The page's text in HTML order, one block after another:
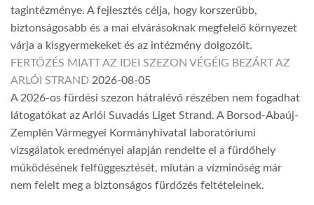
tagintézménye. A fejlesztés célja, hogy korszerűbb,
biztonságosabb és a mai elvárásoknak megfelelő környezet
várja a kisgyermekeket és az intézmény dolgozóit.
FERTŐZÉS MIATT AZ IDEI SZEZON VÉGÉIG BEZÁRT AZ
ARLÓI STRAND 2026-08-05
A 2026-os fürdési szezon hátralévő részében nem fogadhat
látogatókat az Arlói Suvadás Liget Strand. A Borsod-Abaúj-
Zemplén Vármegyei Kormányhivatal laboratóriumi
vizsgálatok eredményei alapján rendelte el a fürdőhely
működésének felfüggesztését, miután a vízminőség már
nem felelt meg a biztonságos fürdőzés feltételeinek.